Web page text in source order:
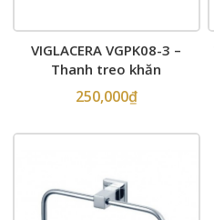
VIGLACERA VGPK08-3 –
Thanh treo khăn
250,000₫